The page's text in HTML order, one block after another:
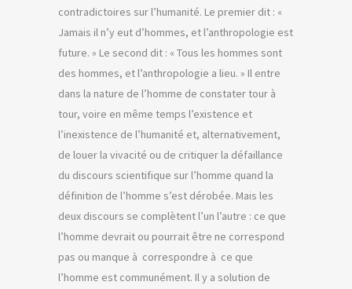
contradictoires sur l’humanité. Le premier dit : «
Jamais il n’y eut d’hommes, et l’anthropologie est
future. » Le second dit : « Tous les hommes sont
des hommes, et l’anthropologie a lieu. » Il entre
dans la nature de l’homme de constater tour à
tour, voire en même temps l’existence et
l’inexistence de l’humanité et, alternativement,
de louer la vivacité ou de critiquer la défaillance
du discours scientifique sur l’homme quand la
définition de l’homme s’est dérobée. Mais les
deux discours se complètent l’un l’autre : ce que
l’homme devrait ou pourrait être ne correspond
pas ou manque à correspondre à ce que
l’homme est communément. Il y a solution de